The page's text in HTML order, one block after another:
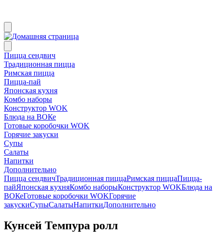
Пицца сендвич
Традиционная пицца
Римская пицца
Пицца-пай
Японская кухня
Комбо наборы
Конструктор WOK
Блюда на ВОКе
Готовые коробочки WOK
Горячие закуски
Супы
Салаты
Напитки
Дополнительно
Пицца сендвичТрадиционная пиццаРимская пиццаПицца-
пайЯпонская кухняКомбо наборыКонструктор WOKБлюда на
ВОКеГотовые коробочки WOKГорячие
закускиСупыСалатыНапиткиДополнительно
Кунсей Темпура ролл